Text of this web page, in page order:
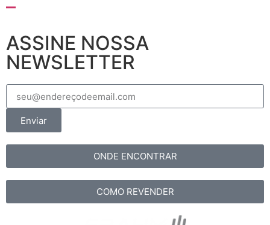
–
ASSINE NOSSA
NEWSLETTER
Enviar
ONDE ENCONTRAR
COMO REVENDER